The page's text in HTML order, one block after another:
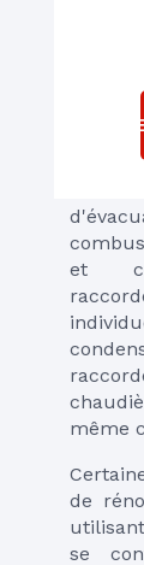
et
même
de
se